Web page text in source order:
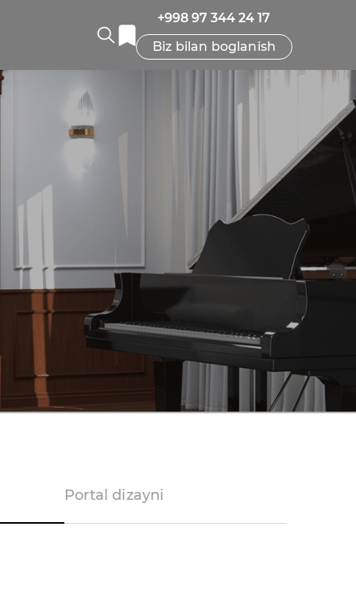
+998 97 344 24 17
Biz bilan boglanish
Portal dizayni